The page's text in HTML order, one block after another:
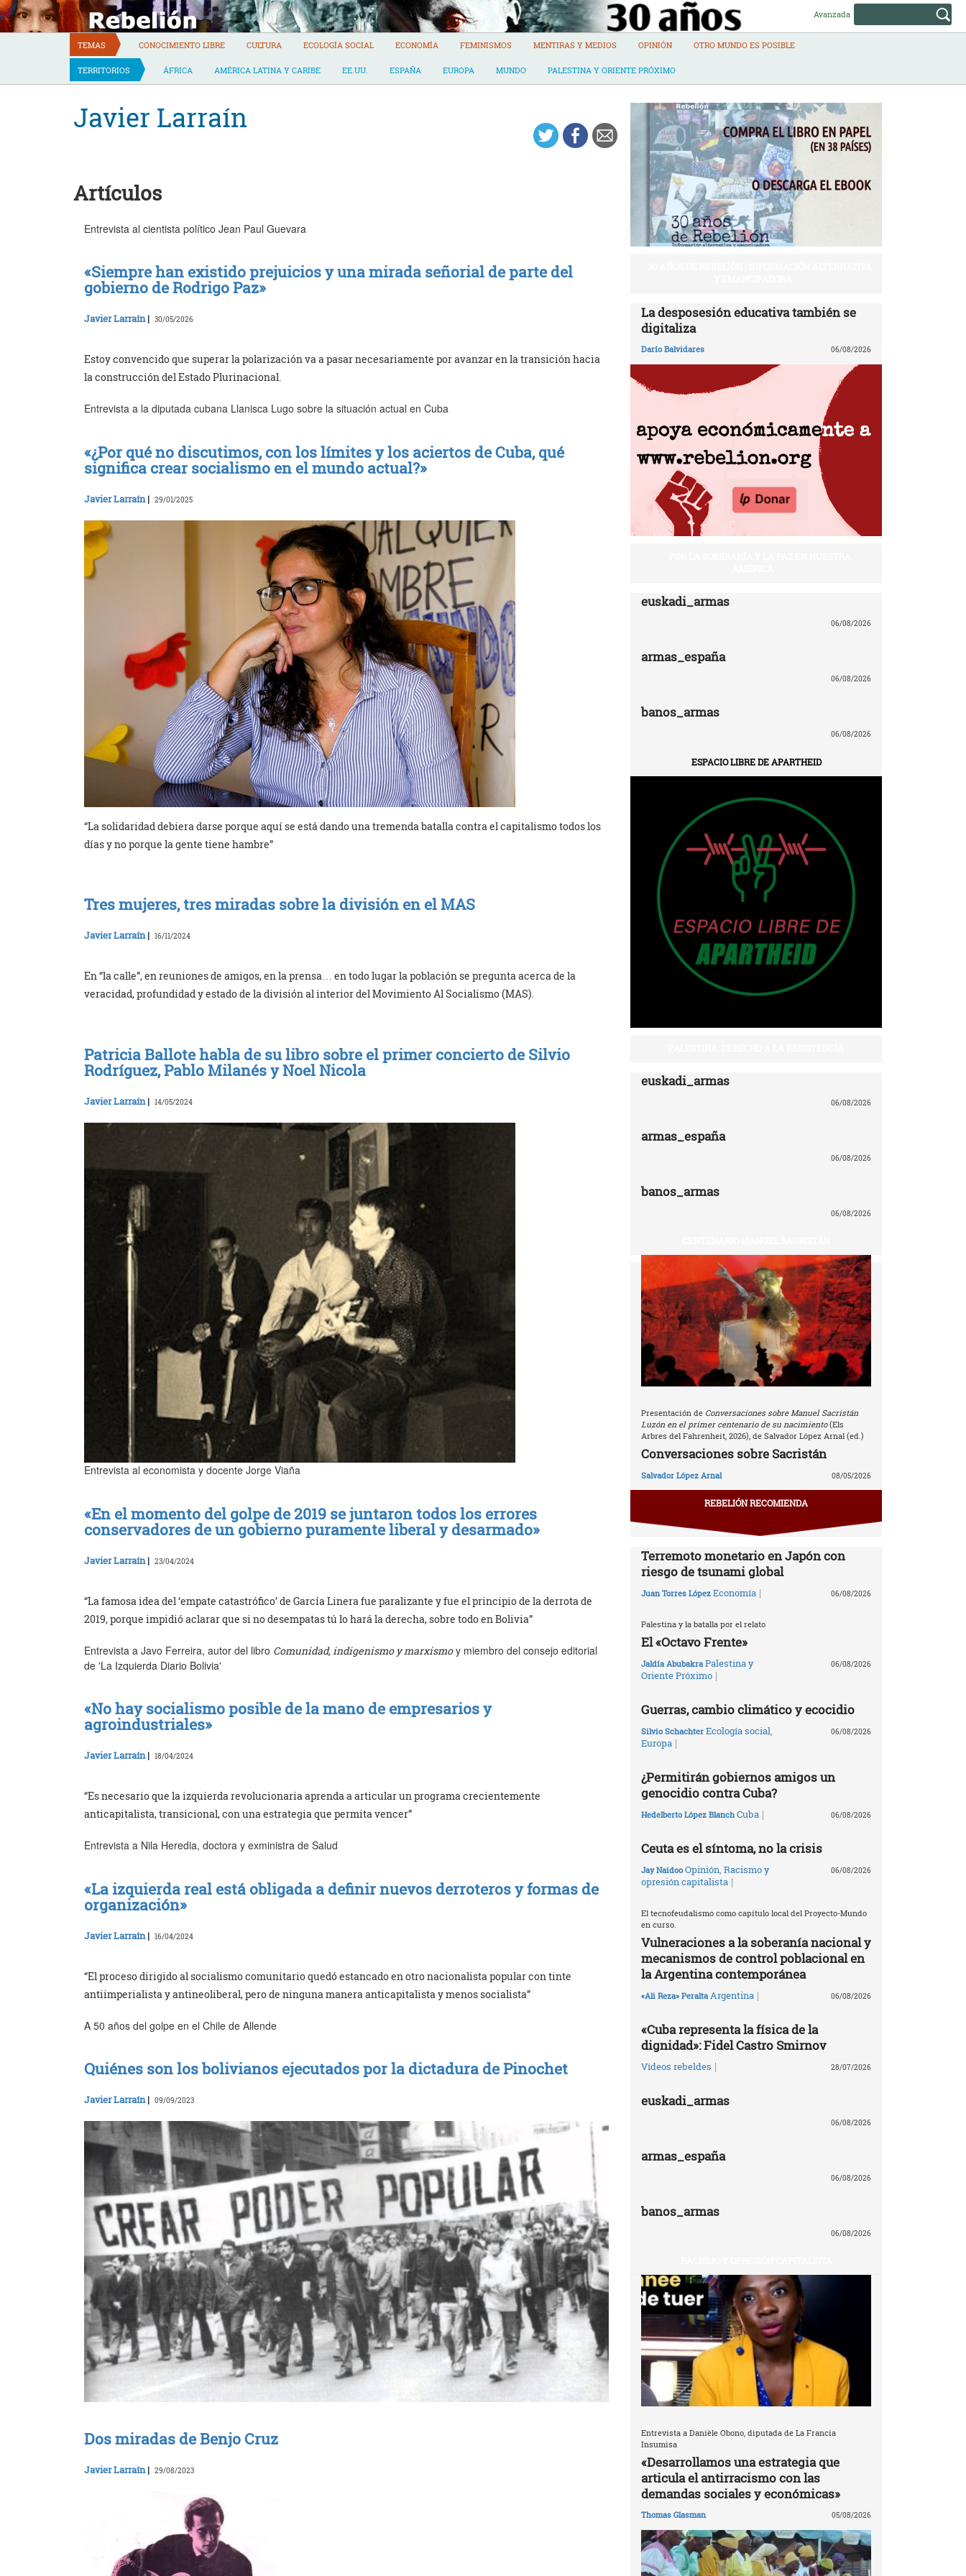
Skip
to
content
Avanzada
TEMAS CONOCIMIENTO LIBRE CULTURA ECOLOGÍA SOCIAL ECONOMÍA FEMINISMOS MENTIRAS Y MEDIOS OPINIÓN OTRO MUNDO ES POSIBLE
TERRITORIOS ÁFRICA AMÉRICA LATINA Y CARIBE EE.UU. ESPAÑA EUROPA MUNDO PALESTINA Y ORIENTE PRÓXIMO
Javier Larraín
Artículos
Entrevista al cientista político Jean Paul Guevara
«Siempre han existido prejuicios y una mirada señorial de parte del
gobierno de Rodrigo Paz»
Javier Larraín| 30/05/2026
Estoy convencido que superar la polarización va a pasar necesariamente por avanzar en la transición hacia
la construcción del Estado Plurinacional.
Entrevista a la diputada cubana Llanisca Lugo sobre la situación actual en Cuba
«¿Por qué no discutimos, con los límites y los aciertos de Cuba, qué
significa crear socialismo en el mundo actual?»
Javier Larraín| 29/01/2025
“La solidaridad debiera darse porque aquí se está dando una tremenda batalla contra el capitalismo todos los
días y no porque la gente tiene hambre”
Tres mujeres, tres miradas sobre la división en el MAS
Javier Larraín| 16/11/2024
En “la calle”, en reuniones de amigos, en la prensa… en todo lugar la población se pregunta acerca de la
veracidad, profundidad y estado de la división al interior del Movimiento Al Socialismo (MAS).
Patricia Ballote habla de su libro sobre el primer concierto de Silvio
Rodríguez, Pablo Milanés y Noel Nicola
Javier Larraín| 14/05/2024
Entrevista al economista y docente Jorge Viaña
«En el momento del golpe de 2019 se juntaron todos los errores
conservadores de un gobierno puramente liberal y desarmado»
Javier Larraín| 23/04/2024
“La famosa idea del ‘empate catastrófico’ de García Linera fue paralizante y fue el principio de la derrota de
2019, porque impidió aclarar que si no desempatas tú lo hará la derecha, sobre todo en Bolivia”
Entrevista a Javo Ferreira, autor del libro Comunidad, indigenismo y marxismoy miembro del consejo editorial
de 'La Izquierda Diario Bolivia'
«No hay socialismo posible de la mano de empresarios y
agroindustriales»
Javier Larraín| 18/04/2024
“Es necesario que la izquierda revolucionaria aprenda a articular un programa crecientemente
anticapitalista, transicional, con una estrategia que permita vencer”
Entrevista a Nila Heredia, doctora y exministra de Salud
«La izquierda real está obligada a definir nuevos derroteros y formas de
organización»
Javier Larraín| 16/04/2024
“El proceso dirigido al socialismo comunitario quedó estancado en otro nacionalista popular con tinte
antiimperialista y antineoliberal, pero de ninguna manera anticapitalista y menos socialista”
A 50 años del golpe en el Chile de Allende
Quiénes son los bolivianos ejecutados por la dictadura de Pinochet
Javier Larraín| 09/09/2023
Dos miradas de Benjo Cruz
Javier Larraín| 29/08/2023
La desposesión educativa también se
digitaliza
Darío Balvidares 06/08/2026
euskadi_armas
06/08/2026
armas_españa
06/08/2026
banos_armas
06/08/2026
ESPACIO LIBRE DE APARTHEID
euskadi_armas
06/08/2026
armas_españa
06/08/2026
banos_armas
06/08/2026
Presentación de Conversaciones sobre Manuel Sacristán
Luzón en el primer centenario de su nacimiento(Els
Arbres del Fahrenheit, 2026), de Salvador López Arnal (ed.)
Conversaciones sobre Sacristán
Salvador López Arnal 08/05/2026
REBELIÓN RECOMIENDA
Terremoto monetario en Japón con
riesgo de tsunami global
Juan Torres López Economía | 06/08/2026
Palestina y la batalla por el relato
El «Octavo Frente»
Jaldía Abubakra Palestina y
Oriente Próximo |
06/08/2026
Guerras, cambio climático y ecocidio
Silvio Schachter Ecología social
Europa |
06/08/2026
¿Permitirán gobiernos amigos un
genocidio contra Cuba?
Hedelberto López Blanch Cuba | 06/08/2026
Ceuta es el síntoma, no la crisis
Jay Naidoo Opinión Racismo y
opresión capitalista |
06/08/2026
El tecnofeudalismo como capítulo local del Proyecto-Mundo
en curso.
Vulneraciones a la soberanía nacional y
mecanismos de control poblacional en
la Argentina contemporánea
«Ali Reza» Peralta Argentina | 06/08/2026
«Cuba representa la física de la
dignidad»: Fidel Castro Smirnov
Vídeos rebeldes | 28/07/2026
euskadi_armas
06/08/2026
armas_españa
06/08/2026
banos_armas
06/08/2026
Entrevista a Danièle Obono, diputada de La Francia
Insumisa
«Desarrollamos una estrategia que
articula el antirracismo con las
demandas sociales y económicas»
Thomas Glasman 05/08/2026